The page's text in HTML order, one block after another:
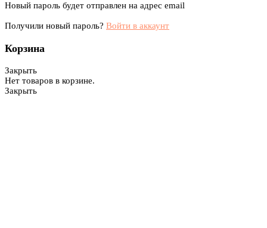
Новый пароль будет отправлен на адрес email
Получили новый пароль? Войти в аккаунт
Корзина
Закрыть
Нет товаров в корзине.
Закрыть